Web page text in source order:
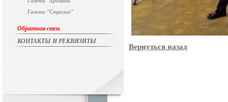
Газета "Стрелка"
Обратная связь
КОНТАКТЫ И РЕКВИЗИТЫ
Вернуться назад